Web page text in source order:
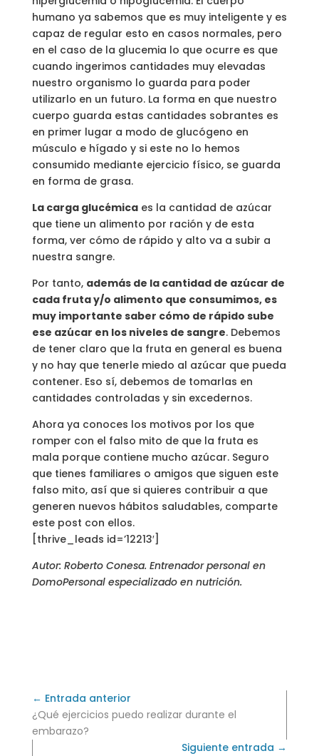
humano ya sabemos que es muy inteligente y es
capaz de regular esto en casos normales, pero
en el caso de la glucemia lo que ocurre es que
cuando ingerimos cantidades muy elevadas
nuestro organismo lo guarda para poder
utilizarlo en un futuro. La forma en que nuestro
cuerpo guarda estas cantidades sobrantes es
en primer lugar a modo de glucógeno en
músculo e hígado y si este no lo hemos
consumido mediante ejercicio físico, se guarda
en forma de grasa.
La carga glucémicaes la cantidad de azúcar
que tiene un alimento por ración y de esta
forma, ver cómo de rápido y alto va a subir a
nuestra sangre.
Por tanto, además de la cantidad de azúcar de
cada fruta y/o alimento que consumimos, es
muy importante saber cómo de rápido sube
ese azúcar en los niveles de sangre. Debemos
de tener claro que la fruta en general es buena
y no hay que tenerle miedo al azúcar que pueda
contener. Eso sí, debemos de tomarlas en
cantidades controladas y sin excedernos.
Ahora ya conoces los motivos por los que
romper con el falso mito de que la fruta es
mala porque contiene mucho azúcar. Seguro
que tienes familiares o amigos que siguen este
falso mito, así que si quieres contribuir a que
generen nuevos hábitos saludables, comparte
este post con ellos.
[thrive_leads id=’12213′]
Autor: Roberto Conesa. Entrenador personal en
DomoPersonal especializado en nutrición.
← Entrada anterior
¿Qué ejercicios puedo realizar durante el
embarazo?
Siguiente entrada →